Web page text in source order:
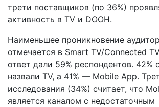
трети поставщиков (по 36%)
активность в TV и DOOH.
Наименьшее проникновение
отмечается в Smart TV/Connected
ответ дали 59% респондентов. 42%
назвали TV, а 41% — Mobile App.
исследования (34%) считает, что
является каналом с недостаточным